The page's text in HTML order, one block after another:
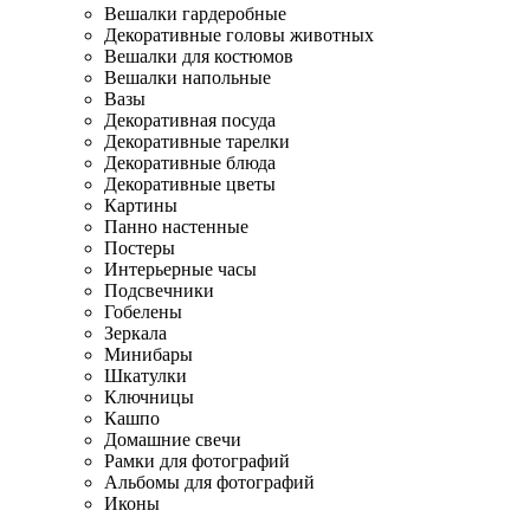
Вешалки гардеробные
Декоративные головы животных
Вешалки для костюмов
Вешалки напольные
Вазы
Декоративная посуда
Декоративные тарелки
Декоративные блюда
Декоративные цветы
Картины
Панно настенные
Постеры
Интерьерные часы
Подсвечники
Гобелены
Зеркала
Минибары
Шкатулки
Ключницы
Кашпо
Домашние свечи
Рамки для фотографий
Альбомы для фотографий
Иконы